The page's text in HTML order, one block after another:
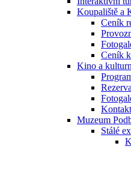
Koupaliště a
Ceník
Ceník
Kino a
Kontakt
Muzeum
Stálé